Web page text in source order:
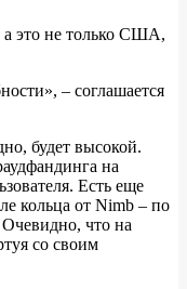
а это не только США,
– соглашается
будет высокой.
на
Есть еще
кольца от Nimb – по
что на
со своим